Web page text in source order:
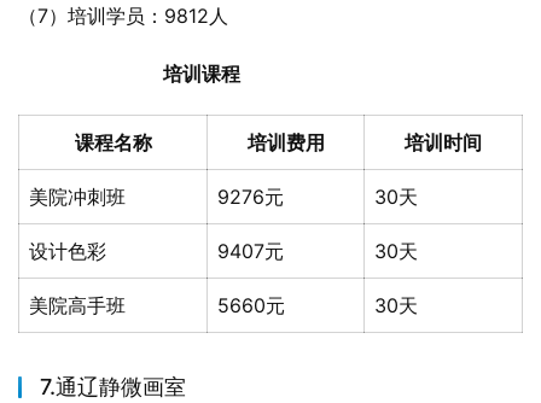
（7）培训学员：9812人
培训课程
课程名称 培训费用 培训时间
美院冲刺班 9276元 30天
设计色彩 9407元 30天
美院高手班 5660元 30天
7.通辽静微画室